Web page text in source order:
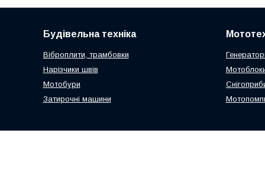
Будівельна техніка
Віброплити, трамбовки
Нарізчики швів
Мотобури
Затирочні машини